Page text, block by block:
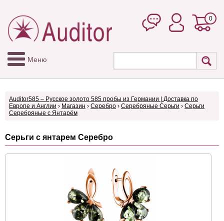
0
Меню
Auditor585 – Русское золото 585 пробы из Германии | Доставка по
Европе и Англии › Магазин › Серебро › Серебряные Серьги › Серьги
Серебряные с Янтарём
Серьги с янтарем Серебро